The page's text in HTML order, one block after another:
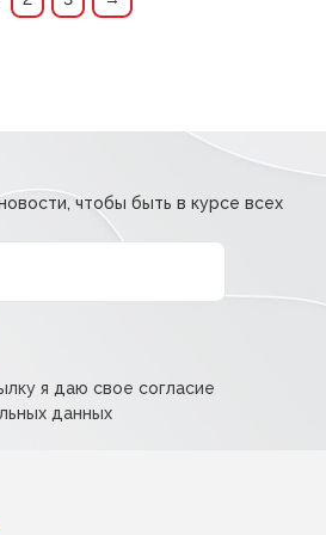
чтобы быть в курсе всех
я даю свое согласие
данных